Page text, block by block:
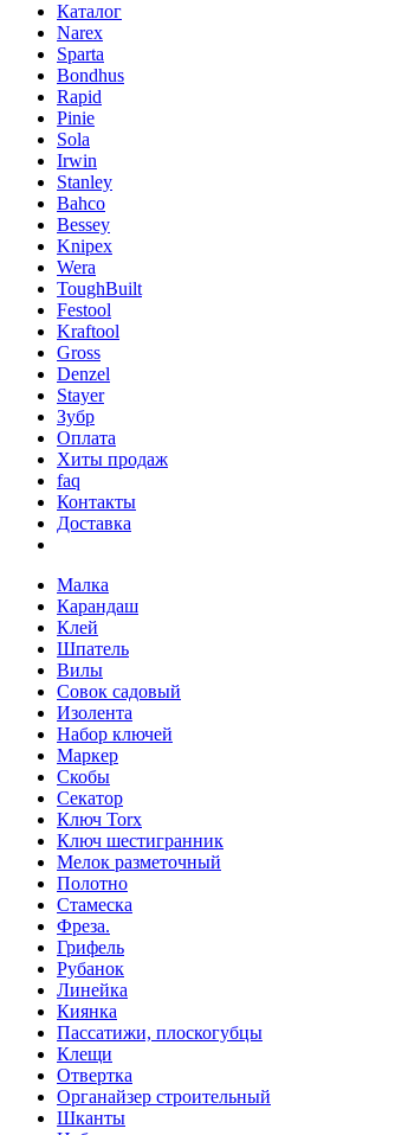
Каталог
Narex
Sparta
Bondhus
Rapid
Pinie
Sola
Irwin
Stanley
Bahco
Bessey
Knipex
Wera
ToughBuilt
Festool
Kraftool
Gross
Denzel
Stayer
Зубр
Оплата
Хиты продаж
faq
Контакты
Доставка
Малка
Карандаш
Клей
Шпатель
Вилы
Совок садовый
Изолента
Набор ключей
Маркер
Скобы
Секатор
Ключ Torx
Ключ шестигранник
Мелок разметочный
Полотно
Стамеска
Фреза.
Грифель
Рубанок
Линейка
Киянка
Пассатижи, плоскогубцы
Клещи
Отвертка
Органайзер строительный
Шканты